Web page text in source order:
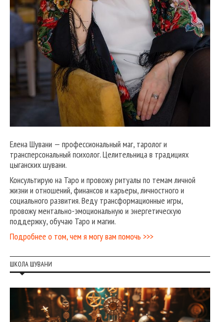
Елена Шувани — профессиональный маг, таролог и
трансперсональный психолог. Целительница в традициях
цыганских шувани.
Консультирую на Таро и провожу ритуалы по темам личной
жизни и отношений, финансов и карьеры, личностного и
социального развития. Веду трансформационные игры,
провожу ментально-эмоциональную и энергетическую
поддержку, обучаю Таро и магии.
Подробнее о том, чем я могу вам помочь >>>
ШКОЛА ШУВАНИ